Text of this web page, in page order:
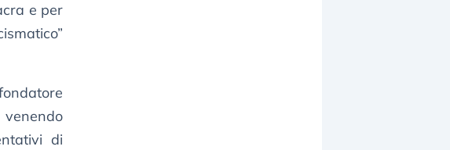
e per
di